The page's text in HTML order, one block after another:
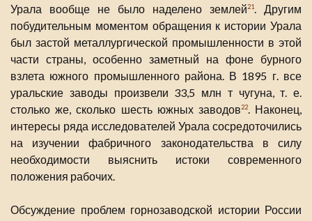
Урала вообще не было наделено землей21. Другим
побудительным моментом обращения к истории Урала
был застой металлургической промышленности в этой
части страны, особенно заметный на фоне бурного
взлета южного промышленного района. В 1895 г. все
уральские заводы произвели 33,5 млн т чугуна, т. е.
столько же, сколько шесть южных заводов22. Наконец,
интересы ряда исследователей Урала сосредоточились
на изучении фабричного законодательства в силу
необходимости выяснить истоки современного
положения рабочих.
Обсуждение проблем горнозаводской истории России